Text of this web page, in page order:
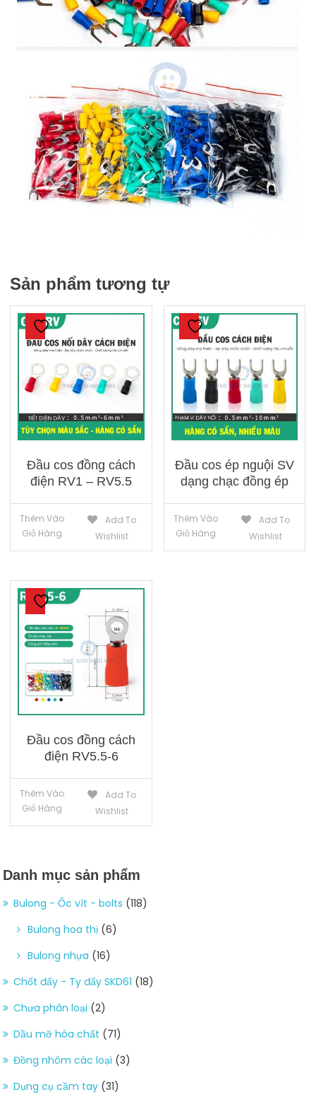
Sản phẩm tương tự
Đầu cos đồng cách
điện RV1 – RV5.5
Thêm Vào
Giỏ Hàng
Add To
Wishlist
Đầu cos ép nguội SV
dạng chạc đồng ép
Thêm Vào
Giỏ Hàng
Add To
Wishlist
Đầu cos đồng cách
điện RV5.5-6
Thêm Vào
Giỏ Hàng
Add To
Wishlist
Danh mục sản phẩm
Bulong - Ốc vít - bolts (118)
Bulong hoa thị (6)
Bulong nhựa (16)
Chốt đẩy - Ty đẩy SKD61 (18)
Chưa phân loại (2)
Dầu mỡ hóa chất (71)
Đồng nhôm các loại (3)
Dụng cụ cầm tay (31)